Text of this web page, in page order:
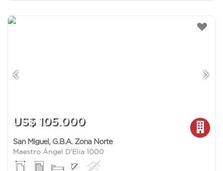
US$ 105.000
San Miguel, G.B.A. Zona Norte
Maestro Ángel D'Elía 1000